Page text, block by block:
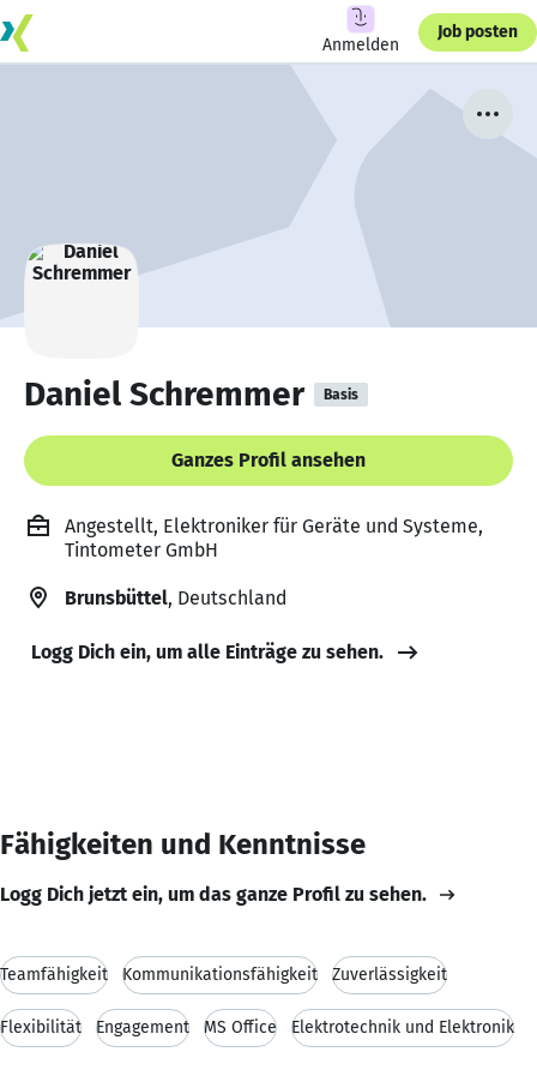
Anmelden
Job posten
Daniel Schremmer Basis
Ganzes Profil ansehen
Angestellt, Elektroniker für Geräte und Systeme,
Tintometer GmbH
Brunsbüttel, Deutschland
Logg Dich ein, um alle Einträge zu sehen.
Fähigkeiten und Kenntnisse
Logg Dich jetzt ein, um das ganze Profil zu sehen.
Teamfähigkeit Kommunikationsfähigkeit Zuverlässigkeit
Flexibilität Engagement MS Office Elektrotechnik und Elektronik